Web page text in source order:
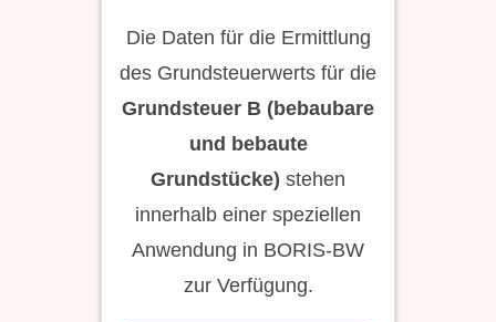
Die Daten für die Ermittlung
des Grundsteuerwerts für die
Grundsteuer B (bebaubare
und bebaute
Grundstücke) stehen
innerhalb einer speziellen
Anwendung in BORIS-BW
zur Verfügung.